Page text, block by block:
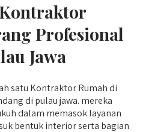
Kontraktor
Profesional
Jawa
satu Kontraktor Rumah di
di pulau jawa. mereka
dalam memasok layanan
bentuk interior serta bagian